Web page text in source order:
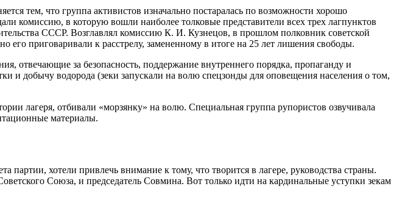
тем, что группа активистов изначально постаралась по возможности хорошо
комиссию, в которую вошли наиболее толковые представители всех трех лагпунктов
СССР. Возглавлял комиссию К. И. Кузнецов, в прошлом полковник советской
приговаривали к расстрелу, замененному в итоге на 25 лет лишения свободы.
отвечающие за безопасность, поддержание внутреннего порядка, пропаганду и
и добычу водорода (зеки запускали на волю спецзонды для оповещения населения о том,
лагеря, отбивали «морзянку» на волю. Специальная группа рупористов озвучивала
материалы.
хотели привлечь внимание к тому, что творится в лагере, руководства страны.
Союза, и председатель Совмина. Вот только идти на кардинальные уступки зекам